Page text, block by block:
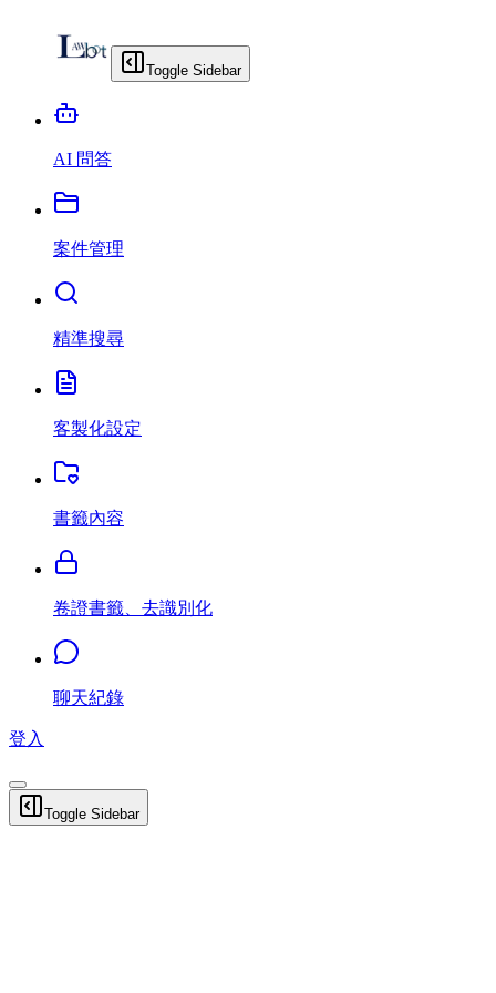
Toggle Sidebar
AI 問答
案件管理
精準搜尋
客製化設定
書籤內容
卷證書籤、去識別化
聊天紀錄
登入
Toggle Sidebar